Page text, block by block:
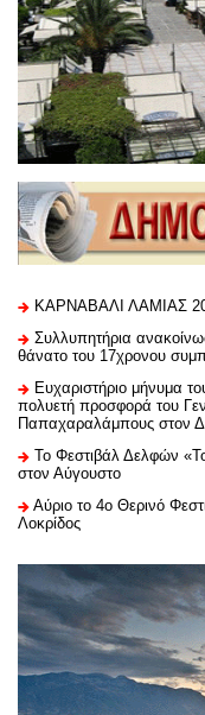
ΚΑΡΝΑΒΑΛΙ ΛΑΜΙΑΣ
Συλλυπητήρια
θάνατο του 17χρονου
Ευχαριστήριo μήνυμα
πολυετή προσφορά του
Παπαχαραλάμπους στον
Το Φεστιβάλ Δελφών
στον Αύγουστο
Αύριο το 4ο Θερινό
Λοκρίδος